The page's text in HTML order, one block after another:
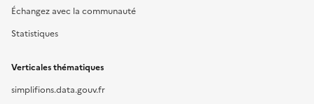
Échangez avec la communauté
Statistiques
Verticales thématiques
simplifions.data.gouv.fr